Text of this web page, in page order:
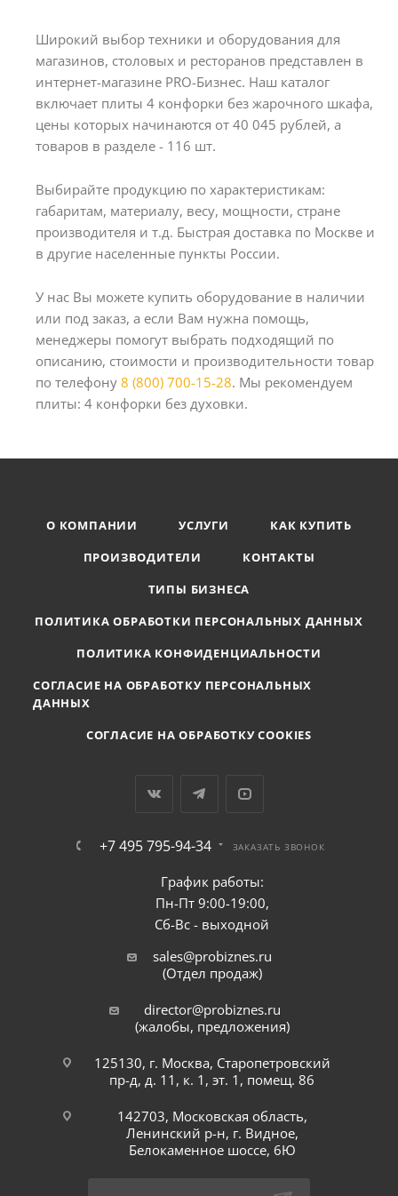
Широкий выбор техники и оборудования для
магазинов, столовых и ресторанов представлен в
интернет-магазине PRO-Бизнес. Наш каталог
включает плиты 4 конфорки без жарочного шкафа,
цены которых начинаются от 40 045 рублей, а
товаров в разделе - 116 шт.
Выбирайте продукцию по характеристикам:
габаритам, материалу, весу, мощности, стране
производителя и т.д. Быстрая доставка по Москве и
в другие населенные пункты России.
У нас Вы можете купить оборудование в наличии
или под заказ, а если Вам нужна помощь,
менеджеры помогут выбрать подходящий по
описанию, стоимости и производительности товар
по телефону 8 (800) 700-15-28. Мы рекомендуем
плиты: 4 конфорки без духовки.
О КОМПАНИИ УСЛУГИ
КАК КУПИТЬ
ПРОИЗВОДИТЕЛИ
КОНТАКТЫ
ТИПЫ БИЗНЕСА
ПОЛИТИКА ОБРАБОТКИ ПЕРСОНАЛЬНЫХ ДАННЫХ
ПОЛИТИКА КОНФИДЕНЦИАЛЬНОСТИ
СОГЛАСИЕ НА ОБРАБОТКУ ПЕРСОНАЛЬНЫХ
ДАННЫХ
СОГЛАСИЕ НА ОБРАБОТКУ COOKIES
+7 495 795-94-34 ЗАКАЗАТЬ ЗВОНОК
График работы:
Пн-Пт 9:00-19:00,
Сб-Вс - выходной
sales@probiznes.ru
(Отдел продаж)
director@probiznes.ru
(жалобы, предложения)
125130, г. Москва, Старопетровский
пр-д, д. 11, к. 1, эт. 1, помещ. 86
142703, Московская область,
Ленинский р-н, г. Видное,
Белокаменное шоссе, 6Ю